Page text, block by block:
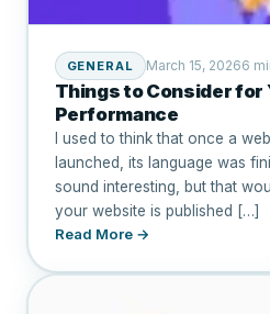
GENERAL March 15, 20266
Things to Consider for
Performance
I used to think that once a
launched, its language was
sound interesting, but that
your website is published […]
Read More →